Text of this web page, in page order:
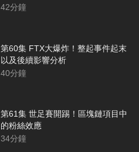
42分鐘
第60集 FTX大爆炸！整起事件起末
以及後續影響分析
40分鐘
第61集 世足賽開踢！區塊鏈項目中
的粉絲效應
34分鐘